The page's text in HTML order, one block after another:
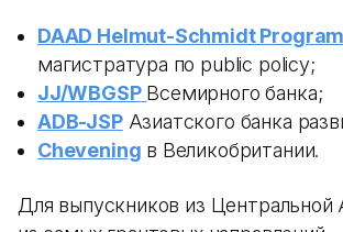
DAAD Helmut-Schmidt
магистратура по public policy;
JJ/WBGSP Всемирного банка;
ADB-JSPАзиатского банка
Chevening в Великобритании.
Для выпускников из Центральной